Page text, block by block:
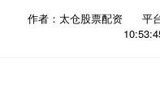
作者：太仓股票配资 平